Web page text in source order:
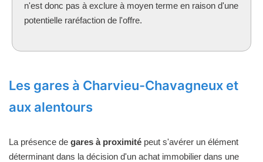
n'est donc pas à exclure à moyen terme en raison d'une
potentielle raréfaction de l'offre.
Les gares à Charvieu-Chavagneux et
aux alentours
La présence de gares à proximité peut s'avérer un élément
déterminant dans la décision d'un achat immobilier dans une